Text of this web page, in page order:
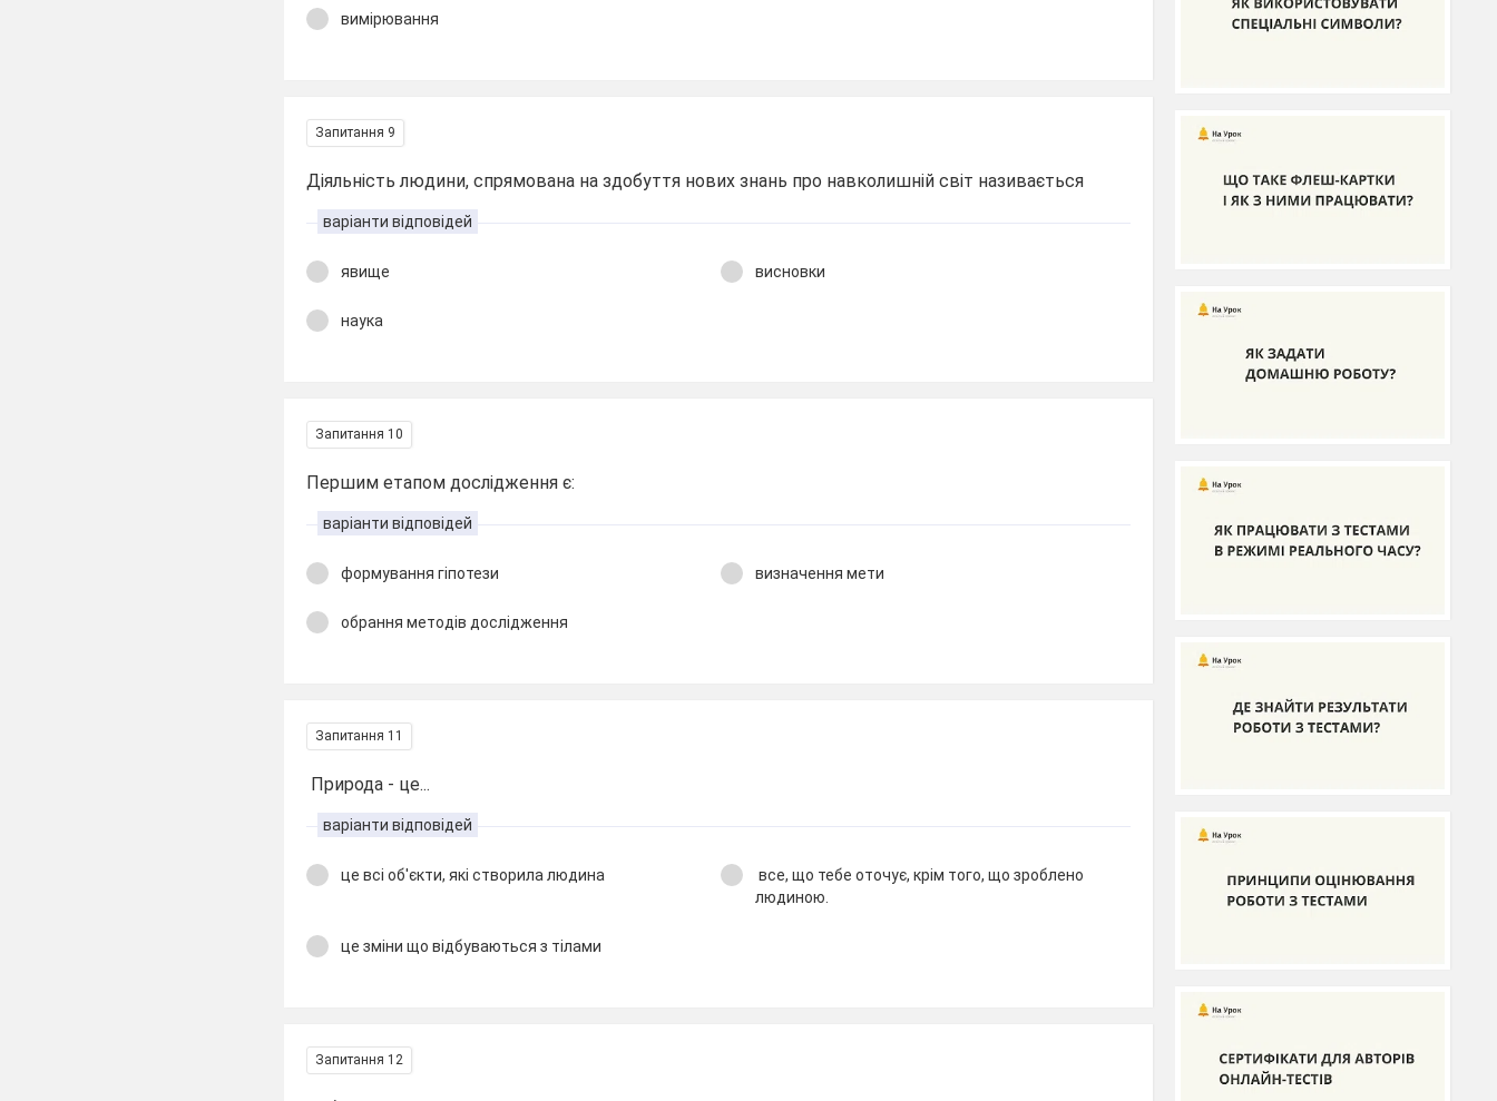
вимірювання
Запитання 9
Діяльність людини, спрямована на здобуття нових знань про навколишній світ називається
варіанти відповідей
явище висновки
наука
Запитання 10
Першим етапом дослідження є:
варіанти відповідей
формування гіпотези визначення мети
обрання методів дослідження
Запитання 11
Природа - це...
варіанти відповідей
це всі об'єкти, які створила людина
все, що тебе оточує, крім того, що зроблено
людиною.
це зміни що відбуваються з тілами
Запитання 12